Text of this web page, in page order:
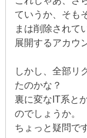
ていうか、そも
まは削除されて
展開するアカウ
しかし、全部リ
たのかな？
裏に変なIT系と
のでしょうか。
ちょっと疑問で